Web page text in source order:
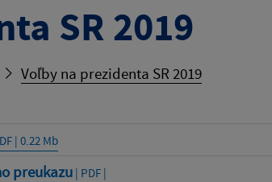
SR 2019
Voľby na prezidenta SR 2019
| 0.22 Mb
preukazu| PDF |